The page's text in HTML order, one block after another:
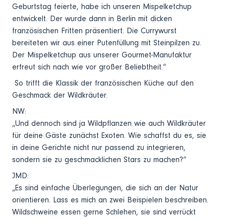
Geburtstag feierte, habe ich unseren Mispelketchup
entwickelt. Der wurde dann in Berlin mit dicken
französischen Fritten präsentiert. Die Currywurst
bereiteten wir aus einer Putenfüllung mit Steinpilzen zu.
Der Mispelketchup aus unserer Gourmet-Manufaktur
erfreut sich nach wie vor großer Beliebtheit.“
So trifft die Klassik der französischen Küche auf den
Geschmack der Wildkräuter.
NW:
„Und dennoch sind ja Wildpflanzen wie auch Wildkräuter
für deine Gäste zunächst Exoten. Wie schaffst du es, sie
in deine Gerichte nicht nur passend zu integrieren,
sondern sie zu geschmacklichen Stars zu machen?“
JMD:
„Es sind einfache Überlegungen, die sich an der Natur
orientieren. Lass es mich an zwei Beispielen beschreiben.
Wildschweine essen gerne Schlehen, sie sind verrückt